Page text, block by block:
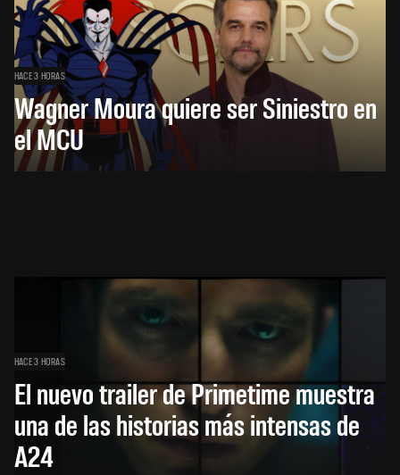
HACE 3 HORAS
Wagner Moura quiere ser Siniestro en
el MCU
HACE 3 HORAS
El nuevo trailer de Primetime muestra
una de las historias más intensas de
A24